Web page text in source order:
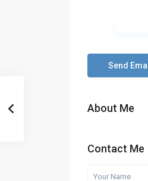
Send
About Me
Contact Me